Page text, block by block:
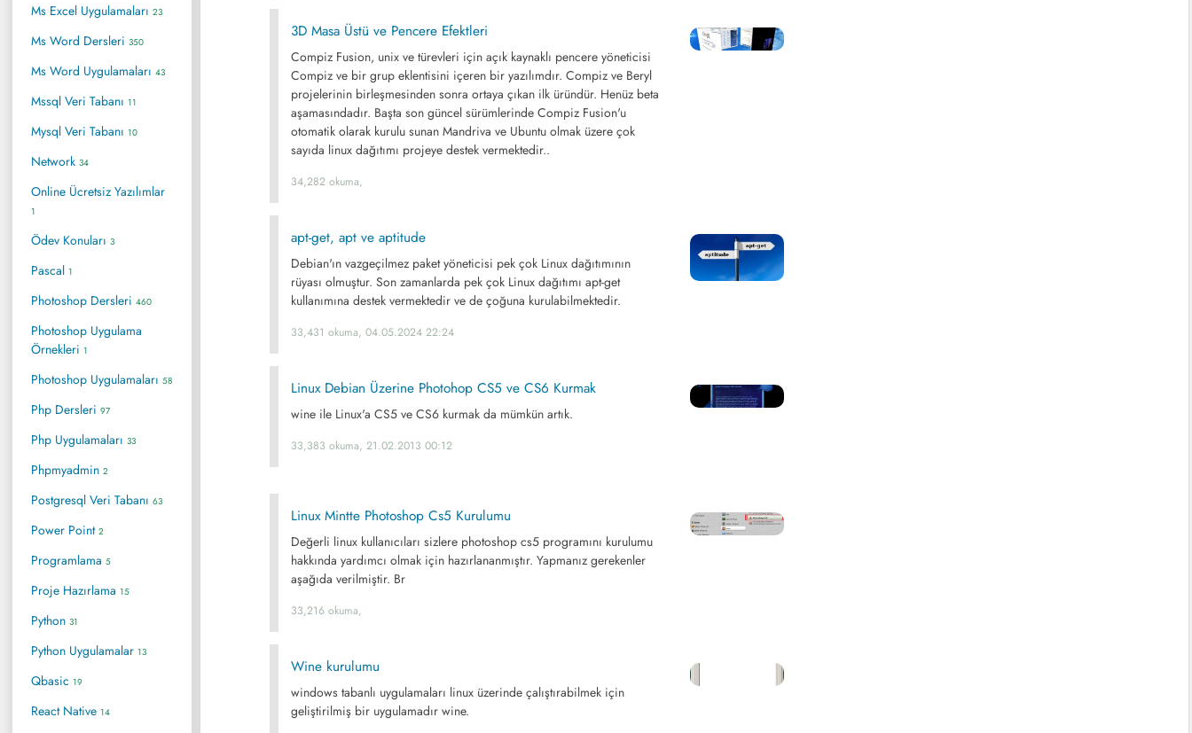
Ms Excel Uygulamaları 23
Ms Word Dersleri 350
Ms Word Uygulamaları 43
Mssql Veri Tabanı 11
Mysql Veri Tabanı 10
Network 34
Online Ücretsiz Yazılımlar
1
Ödev Konuları 3
Pascal 1
Photoshop Dersleri 460
Photoshop Uygulama
Örnekleri 1
Photoshop Uygulamaları 58
Php Dersleri 97
Php Uygulamaları 33
Phpmyadmin 2
Postgresql Veri Tabanı 63
Power Point 2
Programlama 5
Proje Hazırlama 15
Python 31
Python Uygulamalar 13
Qbasic 19
React Native 14
3D Masa Üstü ve Pencere Efektleri
Compiz Fusion, unix ve türevleri için açık kaynaklı pencere yöneticisi
Compiz ve bir grup eklentisini içeren bir yazılımdır. Compiz ve Beryl
projelerinin birleşmesinden sonra ortaya çıkan ilk üründür. Henüz beta
aşamasındadır. Başta son güncel sürümlerinde Compiz Fusion'u
otomatik olarak kurulu sunan Mandriva ve Ubuntu olmak üzere çok
sayıda linux dağıtımı projeye destek vermektedir..
34,282 okuma,
apt-get, apt ve aptitude
Debian'ın vazgeçilmez paket yöneticisi pek çok Linux dağıtımının
rüyası olmuştur. Son zamanlarda pek çok Linux dağıtımı apt-get
kullanımına destek vermektedir ve de çoğuna kurulabilmektedir.
33,431 okuma, 04.05.2024 22:24
Linux Debian Üzerine Photohop CS5 ve CS6 Kurmak
wine ile Linux'a CS5 ve CS6 kurmak da mümkün artık.
33,383 okuma, 21.02.2013 00:12
Linux Mintte Photoshop Cs5 Kurulumu
Değerli linux kullanıcıları sizlere photoshop cs5 programını kurulumu
hakkında yardımcı olmak için hazırlananmıştır. Yapmanız gerekenler
aşağıda verilmiştir. Br
33,216 okuma,
Wine kurulumu
windows tabanlı uygulamaları linux üzerinde çalıştırabilmek için
geliştirilmiş bir uygulamadır wine.